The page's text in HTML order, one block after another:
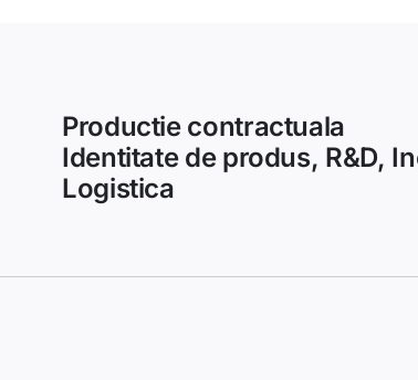
Productie contractuala
Identitate de produs, R&D,
Logistica